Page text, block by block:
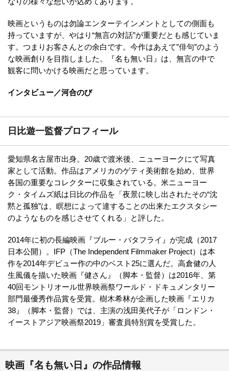
映画というものは勿論エンターテインメントとしての側面も
持っていますが、やはり“無言の対話”が重要だとも感じていま
す。つまりお客さんとの余白です。今作はあえて”俳句”のよう
な映画創りを目指しました。『名も無い日』は、無言の中で
観客に問いかける映画だと思っています。
インタビュー／河合のび
日比遊一監督プロフィール
愛知県名古屋市出身。20歳で渡米後、ニューヨークにて写真
家として活動。作品はアメリカのゲティ美術館を始め、世界
各国の重要なコレクターに収集されている。米ニューヨー
ク・タイムズ紙は日比の作品を「夜景に映し出されたその“沈
黙と孤独”は、瞑想によって達することの出来たエクスタシー
のようなものを感じさせてくれる」と評した。
2014年に初の長編映画『ブルー・バタフライ』が完成（2017
日本公開）。IFP（The Independent Filmmaker Project）は本
作を2014年デビュー作の中のベスト25に選んだ。高倉健の人
生風儀を描いた映画『健さん』（脚本・監督）は2016年、第
40回モントリオール世界映画祭ワールド・ドキュメンタリー
部門最優秀作品賞を受賞。樹木希林が企画した映画『エリカ
38』（脚本・監督）では、主演の浅田美代子が「ロンドン・
イーストアジア映画祭2019」審査員特別賞を受賞した。
映画『名も無い日』の作品情報